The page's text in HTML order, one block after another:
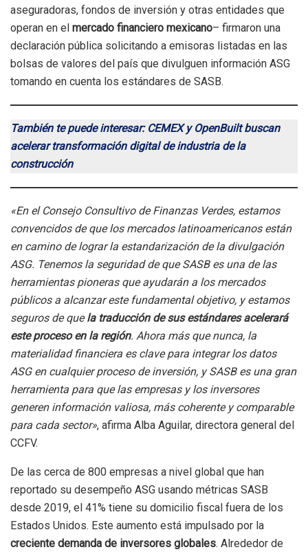
aseguradoras, fondos de inversión y otras entidades que
operan en el mercado financiero mexicano– firmaron una
declaración pública solicitando a emisoras listadas en las
bolsas de valores del país que divulguen información ASG
tomando en cuenta los estándares de SASB.
También te puede interesar: CEMEX y OpenBuilt buscan
acelerar transformación digital de industria de la
construcción
«En el Consejo Consultivo de Finanzas Verdes, estamos
convencidos de que los mercados latinoamericanos están
en camino de lograr la estandarización de la divulgación
ASG. Tenemos la seguridad de que SASB es una de las
herramientas pioneras que ayudarán a los mercados
públicos a alcanzar este fundamental objetivo, y estamos
seguros de quela traducción de sus estándares acelerará
este proceso en la región. Ahora más que nunca, la
materialidad financiera es clave para integrar los datos
ASG en cualquier proceso de inversión, y SASB es una gran
herramienta para que las empresas y los inversores
generen información valiosa, más coherente y comparable
para cada sector», afirma Alba Aguilar, directora general del
CCFV.
De las cerca de 800 empresas a nivel global que han
reportado su desempeño ASG usando métricas SASB
desde 2019, el 41% tiene su domicilio fiscal fuera de los
Estados Unidos. Este aumento está impulsado por la
creciente demanda de inversores globales. Alrededor de